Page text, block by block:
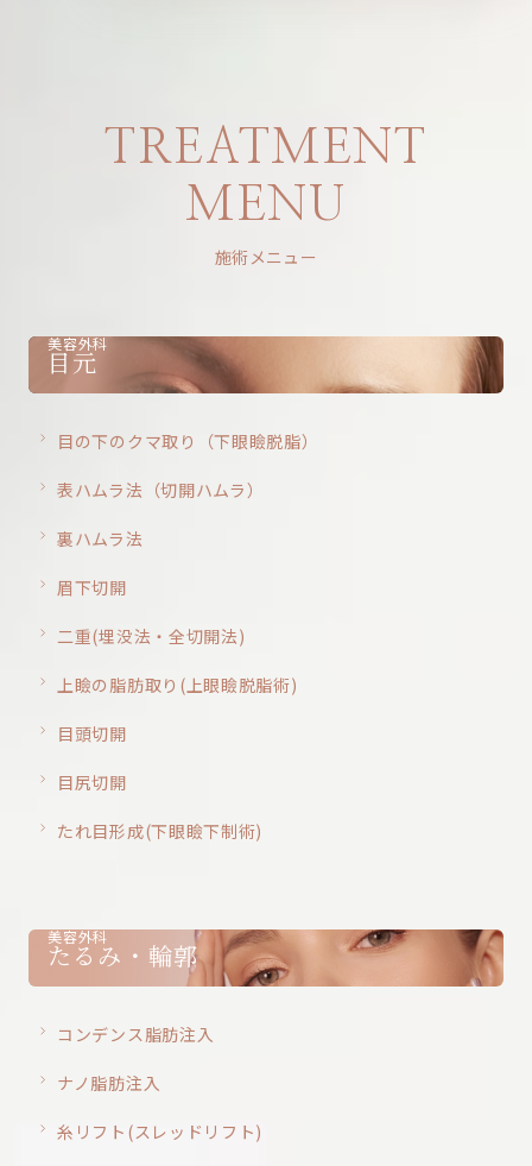
TREATMENT
MENU
施術メニュー
美容外科
目元
目の下のクマ取り（下眼瞼脱脂）
表ハムラ法（切開ハムラ）
裏ハムラ法
眉下切開
二重(埋没法・全切開法)
上瞼の脂肪取り(上眼瞼脱脂術)
目頭切開
目尻切開
たれ目形成(下眼瞼下制術)
美容外科
たるみ・輪郭
コンデンス脂肪注入
ナノ脂肪注入
糸リフト(スレッドリフト)